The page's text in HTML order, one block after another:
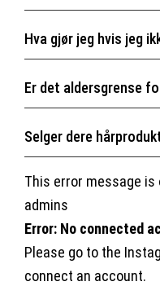
Hva gjør jeg hvis jeg
Er det aldersgrense
Selger dere
This error message is
admins
Error: No connected
Please go to the
connect an account.